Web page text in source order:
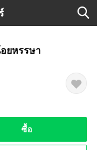
ยหรรษา
ซื้อ